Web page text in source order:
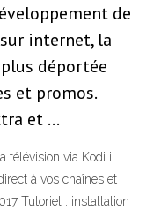
de
internet, la
déportée
et promos.
et …
télévision via Kodi il
à vos chaînes et
Tutoriel : installation